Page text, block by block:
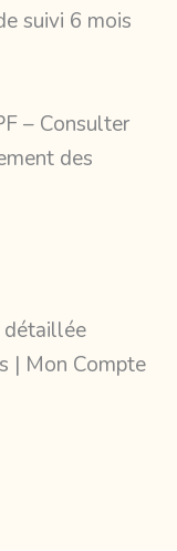
suivi 6 mois
– Consulter
des
détaillée
| Mon Compte